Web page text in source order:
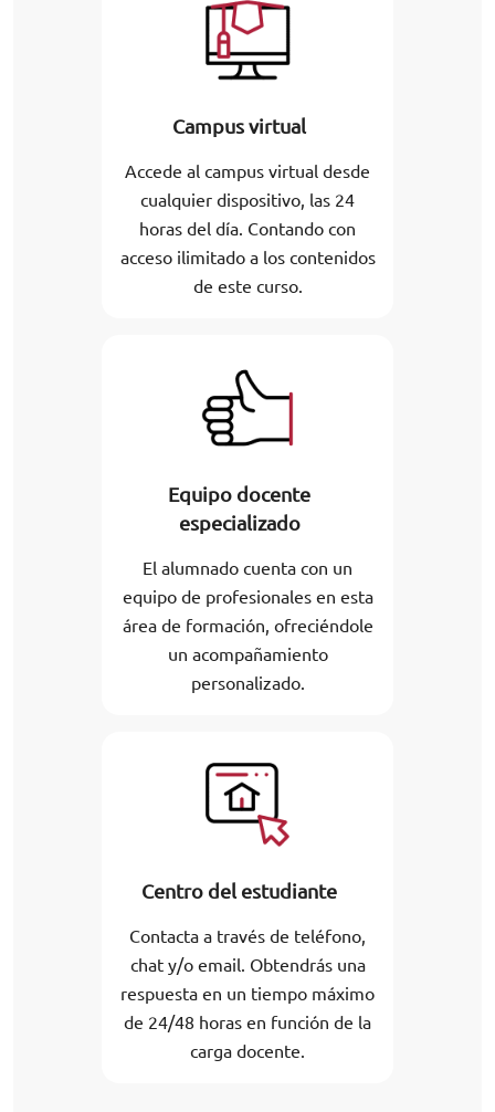
Campus virtual
Accede al campus virtual desde
cualquier dispositivo, las 24
horas del día. Contando con
acceso ilimitado a los contenidos
de este curso.
Equipo docente
especializado
El alumnado cuenta con un
equipo de profesionales en esta
área de formación, ofreciéndole
un acompañamiento
personalizado.
Centro del estudiante
Contacta a través de teléfono,
chat y/o email. Obtendrás una
respuesta en un tiempo máximo
de 24/48 horas en función de la
carga docente.